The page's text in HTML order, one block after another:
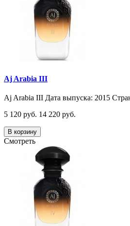
Aj Arabia III
Aj Arabia III Дата выпуска: 2015
5 120 руб. 14 220 руб.
В корзину
Смотреть